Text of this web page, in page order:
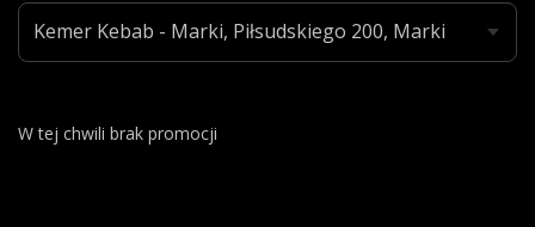
W tej chwili brak promocji